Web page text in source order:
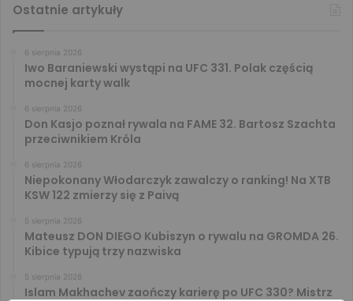
Ostatnie artykuły
6 sierpnia 2026
Iwo Baraniewski wystąpi na UFC 331. Polak częścią
mocnej karty walk
6 sierpnia 2026
Don Kasjo poznał rywala na FAME 32. Bartosz Szachta
przeciwnikiem Króla
6 sierpnia 2026
Niepokonany Włodarczyk zawalczy o ranking! Na XTB
KSW 122 zmierzy się z Paivą
5 sierpnia 2026
Mateusz DON DIEGO Kubiszyn o rywalu na GROMDA 26.
Kibice typują trzy nazwiska
5 sierpnia 2026
Islam Makhachev zaończy karierę po UFC 330? Mistrz